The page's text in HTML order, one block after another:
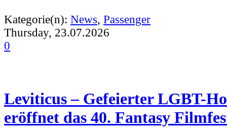
Kategorie(n): News, Passenger
Thursday, 23.07.2026
0
Leviticus – Gefeierter LGBT-
eröffnet das 40. Fantasy